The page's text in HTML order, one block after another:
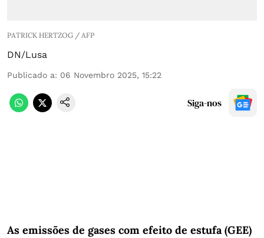
PATRICK HERTZOG / AFP
DN/Lusa
Publicado a: 06 Novembro 2025, 15:22
Siga-nos
As emissões de gases com efeito de estufa (GEE)